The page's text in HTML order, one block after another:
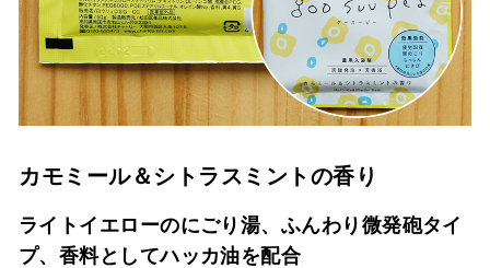
カモミール＆シトラスミントの香り
ライトイエローのにごり湯、ふんわり微発砲タイ
プ、香料としてハッカ油を配合